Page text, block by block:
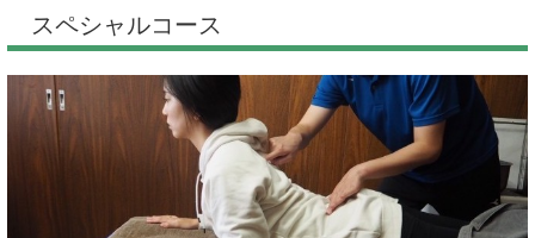
スペシャルコース